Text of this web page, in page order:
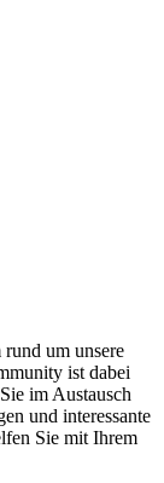
um unsere
ist dabei
im Austausch
und interessante
Sie mit Ihrem